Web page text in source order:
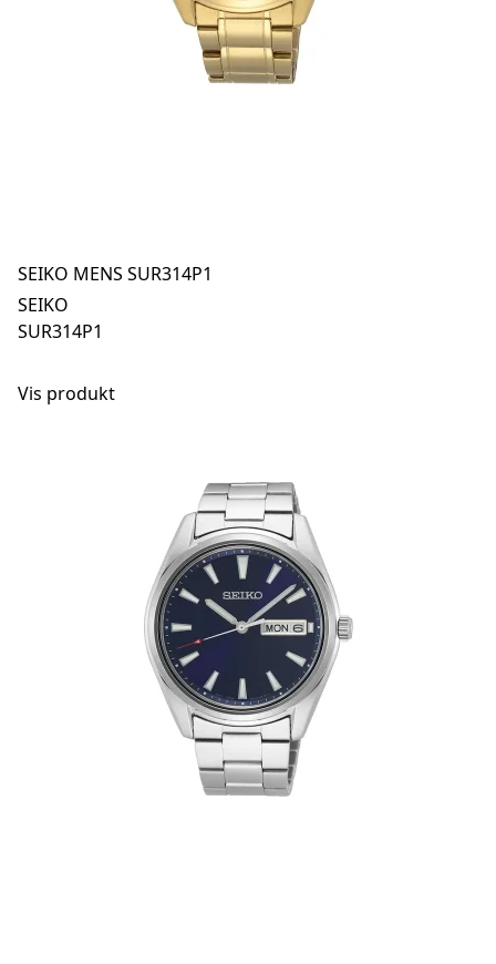
SEIKO MENS SUR314P1
SEIKO
SUR314P1
Vis produkt